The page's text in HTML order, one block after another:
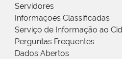
Servidores
Informações Classificadas
Serviço de Informação ao
Perguntas Frequentes
Dados Abertos